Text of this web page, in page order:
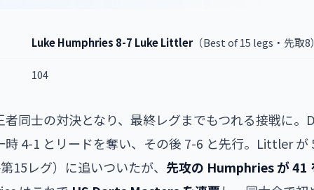
Luke Humphries 8-7 Luke Littler（Best of 15 legs・先取8
104
同士の対決となり、最終レグまでもつれる接戦に。
4-1 とリードを奪い、その後 7-6 と先行。Littler が
15レグ）に追いついたが、 先攻の Humphries が 41